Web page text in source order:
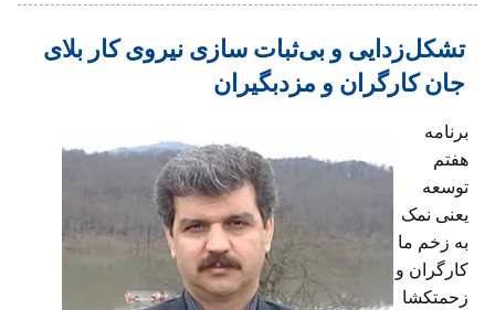
تشکل‌زدایی و بی‌ثبات سازی نیروی کار بلای
جان کارگران و مزدبگیران
برنامه
هفتم
توسعه
یعنی نمک
به زخم ما
کارگران و
زحمتکشا